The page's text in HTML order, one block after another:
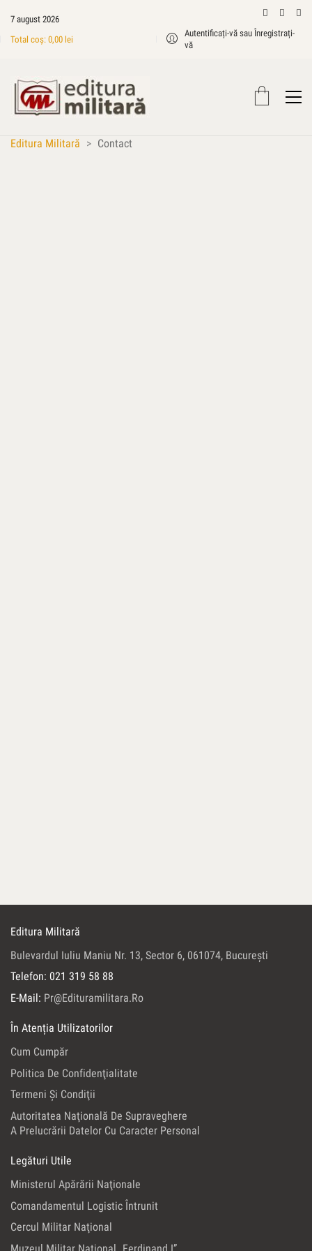
7 august 2026
Total coș: 0,00 lei
Autentificați-vă sau Înregistrați-
vă
Editura Militară > Contact
Editura Militară
Bulevardul Iuliu Maniu Nr. 13, Sector 6, 061074, Bucureşti
Telefon: 021 319 58 88
E-Mail: Pr@edituramilitara.ro
În Atenția Utilizatorilor
Cum Cumpăr
Politica De Confidenţialitate
Termeni Şi Condiţii
Autoritatea Naţională De Supraveghere
A Prelucrării Datelor Cu Caracter Personal
Legături Utile
Ministerul Apărării Naţionale
Comandamentul Logistic Întrunit
Cercul Militar Naţional
Muzeul Militar Naţional „Ferdinand I”